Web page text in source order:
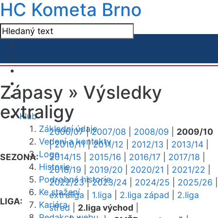
HC Kometa Brno
Klub
Základní údaje
Vedení a kontakty
Logo
Historie
Podrobná historie
Ke stažení
Kariéra
Zápasy » Výsledky
extraligy
SEZONA:
2006/07|2007/08 2008/09
2009/10
|2010/11|2011/12 2012/13 2013/14
2014/15
2015/16 2016/17 2017/18
2018/19
2019/20 2020/21 2021/22
2022/23|2023/24 2024/25 2025/26
LIGA:
extraliga 1.liga 2.liga západ
2.liga
střed
2.liga východ